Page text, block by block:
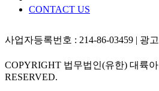
CONTACT US
사업자등록번호 : 214-86-03459 | 광
COPYRIGHT 법무법인(유한) 대륙
RESERVED.